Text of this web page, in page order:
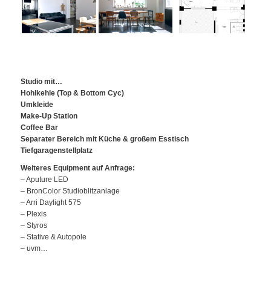
Studio mit…
Hohlkehle (Top & Bottom Cyc)
Umkleide
Make-Up Station
Coffee Bar
Separater Bereich mit Küche & großem Esstisch
Tiefgaragenstellplatz
Weiteres Equipment auf Anfrage:
– Aputure LED
– BronColor Studioblitzanlage
– Arri Daylight 575
– Plexis
– Styros
– Stative & Autopole
– uvm…